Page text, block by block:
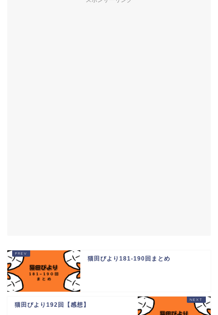
猫田びより181-190回まとめ
猫田びより192回【感想】